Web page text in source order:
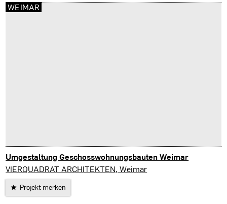
Umgestaltung Geschosswohnungsbauten Weimar
Weimar
VIERQUADRAT ARCHITEKTEN, Weimar
Projekt merken
WEIMAR